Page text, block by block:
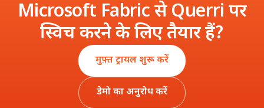
Microsoft Fabric से Querri पर
स्विच करने के लिए तैयार हैं?
मुफ़्त ट्रायल शुरू करें
डेमो का अनुरोध करें